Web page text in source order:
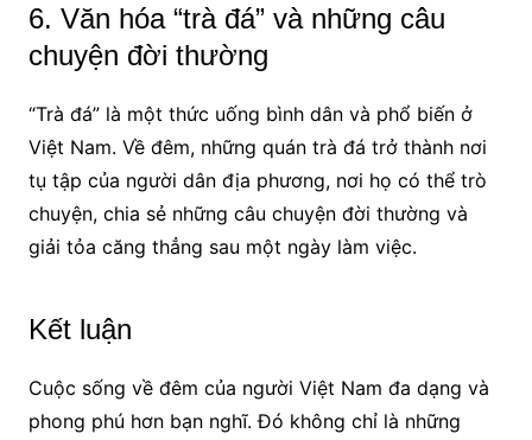
6. Văn hóa “trà đá” và những câu
chuyện đời thường
“Trà đá” là một thức uống bình dân và phổ biến ở
Việt Nam. Về đêm, những quán trà đá trở thành nơi
tụ tập của người dân địa phương, nơi họ có thể trò
chuyện, chia sẻ những câu chuyện đời thường và
giải tỏa căng thẳng sau một ngày làm việc.
Kết luận
Cuộc sống về đêm của người Việt Nam đa dạng và
phong phú hơn bạn nghĩ. Đó không chỉ là những